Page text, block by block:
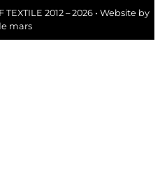
2012 – 2026 • Website by
mars